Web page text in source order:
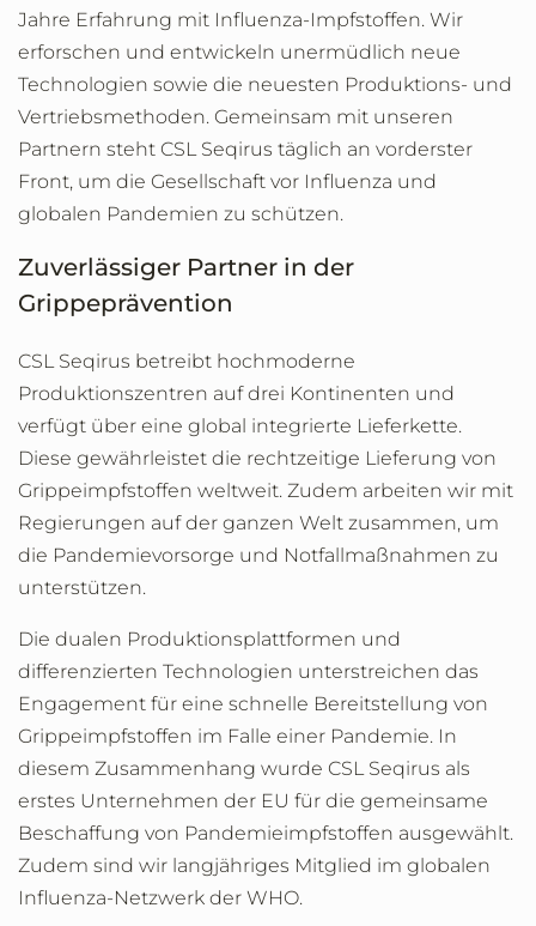
Jahre Erfahrung mit Influenza-Impfstoffen. Wir
erforschen und entwickeln unermüdlich neue
Technologien sowie die neuesten Produktions- und
Vertriebsmethoden. Gemeinsam mit unseren
Partnern steht CSL Seqirus täglich an vorderster
Front, um die Gesellschaft vor Influenza und
globalen Pandemien zu schützen.
Zuverlässiger Partner in der
Grippeprävention
CSL Seqirus betreibt hochmoderne
Produktionszentren auf drei Kontinenten und
verfügt über eine global integrierte Lieferkette.
Diese gewährleistet die rechtzeitige Lieferung von
Grippeimpfstoffen weltweit. Zudem arbeiten wir mit
Regierungen auf der ganzen Welt zusammen, um
die Pandemievorsorge und Notfallmaßnahmen zu
unterstützen.
Die dualen Produktionsplattformen und
differenzierten Technologien unterstreichen das
Engagement für eine schnelle Bereitstellung von
Grippeimpfstoffen im Falle einer Pandemie. In
diesem Zusammenhang wurde CSL Seqirus als
erstes Unternehmen der EU für die gemeinsame
Beschaffung von Pandemieimpfstoffen ausgewählt.
Zudem sind wir langjähriges Mitglied im globalen
Influenza-Netzwerk der WHO.